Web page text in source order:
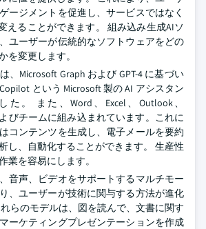
ージメントを促進し、サービスではなく
えることができます。 組み込み生成AIソ
ユーザーが伝統的なソフトウェアをどの
を変更します。
、Microsoft Graph および GPT-4 に基づい
という Microsoft 製の AI アシスタン
た。 また、Word、Excel、Outlook、
びチームに組み込まれています。これに
コンテンツを生成し、電子メールを要約
し、自動化することができます。 生産性
業を容易にします。
音声、ビデオをサポートするマルチモー
、ユーザーが技術に関与する方法が進化
らのモデルは、図を読んで、文書に関す
ーケティングプレゼンテーションを作成